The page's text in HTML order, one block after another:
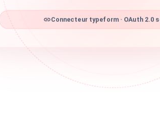
Connecteur typeform · OAuth 2.0